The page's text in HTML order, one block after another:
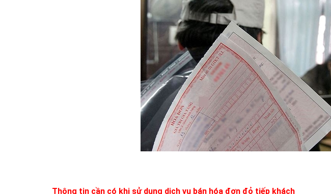
Thông tin cần có khi sử dụng dịch vụ bán hóa đơn đỏ tiếp khách